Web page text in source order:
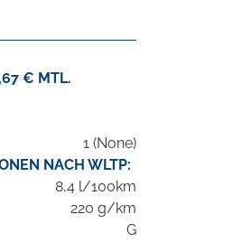
€ MTL.
1 (None)
NACH WLTP:
8,4 l/100km
220 g/km
G